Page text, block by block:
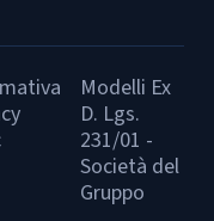
Modelli Ex
D. Lgs.
231/01 -
Società del
Gruppo